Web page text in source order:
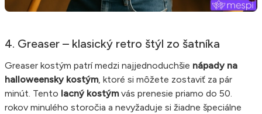
4. Greaser – klasický retro štýl zo šatníka
Greaser kostým patrí medzi najjednoduchšie nápady na
halloweensky kostým, ktoré si môžete zostaviť za pár
minút. Tento lacný kostýmvás prenesie priamo do 50.
rokov minulého storočia a nevyžaduje si žiadne špeciálne